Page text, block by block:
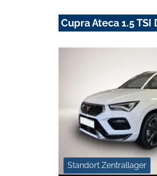
Cupra Ateca 1.5 TSI
Standort Zentrallager